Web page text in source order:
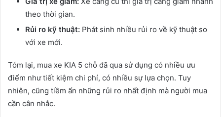
theo thời gian.
Rủi ro kỹ thuật: Phát sinh nhiều rủi ro về kỹ thuật so
với xe mới.
Tóm lại, mua xe KIA 5 chỗ đã qua sử dụng có nhiều ưu
điểm như tiết kiệm chi phí, có nhiều sự lựa chọn. Tuy
nhiên, cũng tiềm ẩn những rủi ro nhất định mà người mua
cần cân nhắc.